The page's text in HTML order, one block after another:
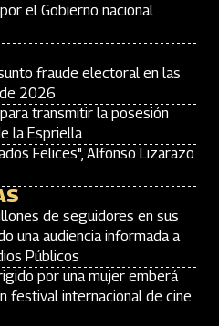
el Gobierno nacional
fraude electoral en las
2026
transmitir la posesión
la Espriella
Felices", Alfonso Lizarazo
de seguidores en sus
una audiencia informada a
Públicos
por una mujer emberá
festival internacional de cine